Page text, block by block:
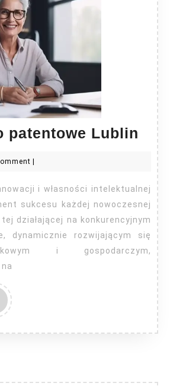
patentowe Lublin
|
sukcesu każdej nowoczesnej
działającej na konkurencyjnym
dynamicznie rozwijającym się
i gospodarczym,